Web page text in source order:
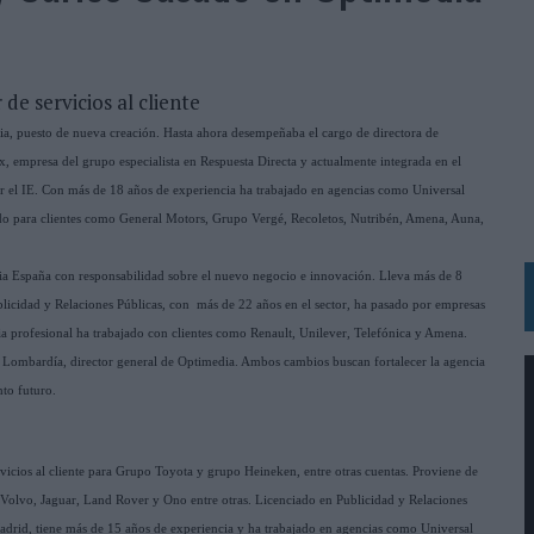
COMERCIAL GLOBAL
INSPIRADA EN CORNETTO, CALIPPO Y SOLERO
EL PATRIMONIO HISTÓRICO EN ACTIVOS CULTURALES Y ECONÓMICOS
GESTIÓN DE SUS RELACIONES CON LOS MEDIOS
MARCA A LARGO PLAZO Y LA MEDICIÓN SON DOS CARAS DE LA MISMA
& RESORTS
DE INUSUALY PARA CERVEZA CAPAZ
ORANGE
EN SU NUEVA CAMPAÑA GLOBAL DE MARCA
servicios al cliente
de nueva creación. Hasta ahora desempeñaba el cargo de directora de
del grupo especialista en Respuesta Directa y actualmente integrada en el
Con más de 18 años de experiencia ha trabajado en agencias como Universal
clientes como General Motors, Grupo Vergé, Recoletos, Nutribén, Amena, Auna,
con responsabilidad sobre el nuevo negocio e innovación. Lleva más de 8
y Relaciones Públicas, con más de 22 años en el sector, ha pasado por empresas
ha trabajado con clientes como Renault, Unilever, Telefónica y Amena.
director general de Optimedia. Ambos cambios buscan fortalecer la agencia
futuro.
al cliente para Grupo Toyota y grupo Heineken, entre otras cuentas. Proviene de
Jaguar, Land Rover y Ono entre otras. Licenciado en Publicidad y Relaciones
tiene más de 15 años de experiencia y ha trabajado en agencias como Universal